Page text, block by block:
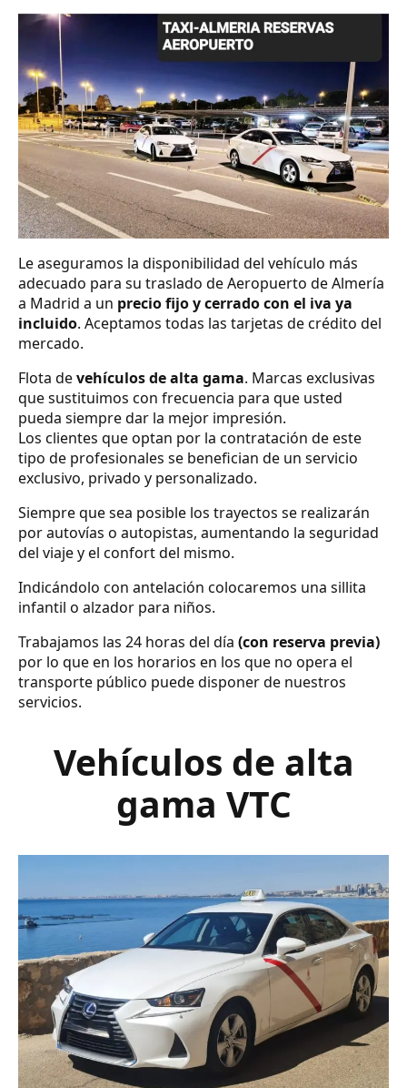
Le aseguramos la disponibilidad del vehículo más
adecuado para su traslado de Aeropuerto de Almería
a Madrid a un precio fijo y cerrado con el iva ya
incluido. Aceptamos todas las tarjetas de crédito del
mercado.
Flota devehículos de alta gama. Marcas exclusivas
que sustituimos con frecuencia para que usted
pueda siempre dar la mejor impresión.
Los clientes que optan por la contratación de este
tipo de profesionales se benefician de un servicio
exclusivo, privado y personalizado.
Siempre que sea posible los trayectos se realizarán
por autovías o autopistas, aumentando la seguridad
del viaje y el confort del mismo.
Indicándolo con antelación colocaremos una sillita
infantil o alzador para niños.
Trabajamos las 24 horas del día (con reserva previa)
por lo que en los horarios en los que no opera el
transporte público puede disponer de nuestros
servicios.
Vehículos de alta
gama VTC